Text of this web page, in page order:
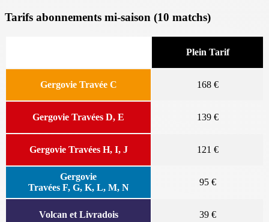
Tarifs abonnements mi-saison (10 matchs)
Plein Tarif
Gergovie Travée C 168 €
Gergovie Travées D, E 139 €
Gergovie Travées H, I, J 121 €
Gergovie
Travées F, G, K, L, M, N
95 €
Volcan et Livradois 39 €